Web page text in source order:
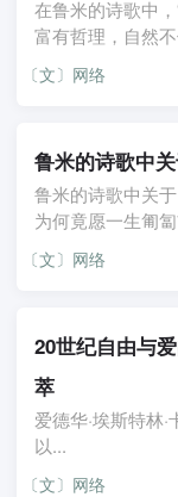
在鲁米的诗歌中
富有哲理，自然
〔文〕网络
鲁米的诗歌中
鲁米的诗歌中关
为何竟愿一生匍
〔文〕网络
20世纪自由与
萃
爱德华·埃斯特林
以...
〔文〕网络